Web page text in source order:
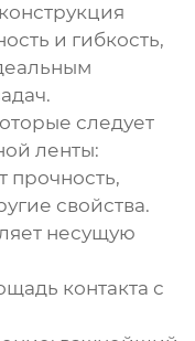
и гибкость,
следует
ленты:
прочность,
свойства.
несущую
контакта с